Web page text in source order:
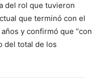
del rol que tuvieron
que terminó con el
y confirmó que “con
del total de los